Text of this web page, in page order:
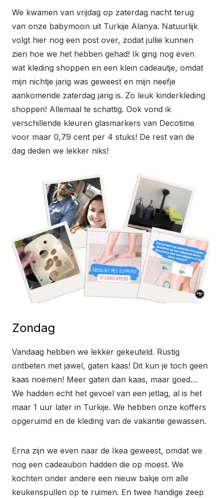
We kwamen van vrijdag op zaterdag nacht terug
van onze babymoon uit Turkije Alanya. Natuurlijk
volgt hier nog een post over, zodat jullie kunnen
zien hoe we het hebben gehad! Ik ging nog even
wat kleding shoppen en een klein cadeautje, omdat
mijn nichtje jarig was geweest en mijn neefje
aankomende zaterdag jarig is. Zo leuk kinderkleding
shoppen! Allemaal te schattig. Ook vond ik
verschillende kleuren glasmarkers van Decotime
voor maar 0,79 cent per 4 stuks! De rest van de
dag deden we lekker niks!
Zondag
Vandaag hebben we lekker gekeuteld. Rustig
ontbeten met jawel, gaten kaas! Dit kun je toch geen
kaas noemen! Meer gaten dan kaas, maar goed…
We hadden echt het gevoel van een jetlag, al is het
maar 1 uur later in Turkije. We hebben onze koffers
opgeruimd en de kleding van de vakantie gewassen.
Erna zijn we even naar de Ikea geweest, omdat we
nog een cadeaubon hadden die op moest. We
kochten onder andere een nieuw bakje om alle
keukenspullen op te ruimen. En twee handige zeep